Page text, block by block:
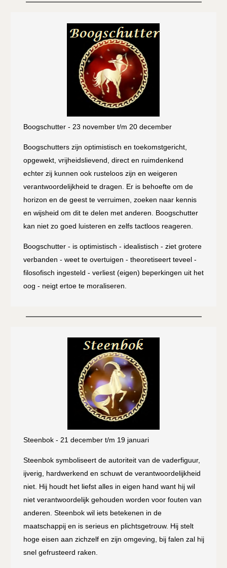
Boogschutter - 23 november t/m 20 december
Boogschutters zijn optimistisch en toekomstgericht,
opgewekt, vrijheidslievend, direct en ruimdenkend
echter zij kunnen ook rusteloos zijn en weigeren
verantwoordelijkheid te dragen. Er is behoefte om de
horizon en de geest te verruimen, zoeken naar kennis
en wijsheid om dit te delen met anderen. Boogschutter
kan niet zo goed luisteren en zelfs tactloos reageren.
Boogschutter - is optimistisch - idealistisch - ziet grotere
verbanden - weet te overtuigen - theoretiseert teveel -
filosofisch ingesteld - verliest (eigen) beperkingen uit het
oog - neigt ertoe te moraliseren.
Steenbok - 21 december t/m 19 januari
Steenbok symboliseert de autoriteit van de vaderfiguur,
ijverig, hardwerkend en schuwt de verantwoordelijkheid
niet. Hij houdt het liefst alles in eigen hand want hij wil
niet verantwoordelijk gehouden worden voor fouten van
anderen. Steenbok wil iets betekenen in de
maatschappij en is serieus en plichtsgetrouw. Hij stelt
hoge eisen aan zichzelf en zijn omgeving, bij falen zal hij
snel gefrusteerd raken.